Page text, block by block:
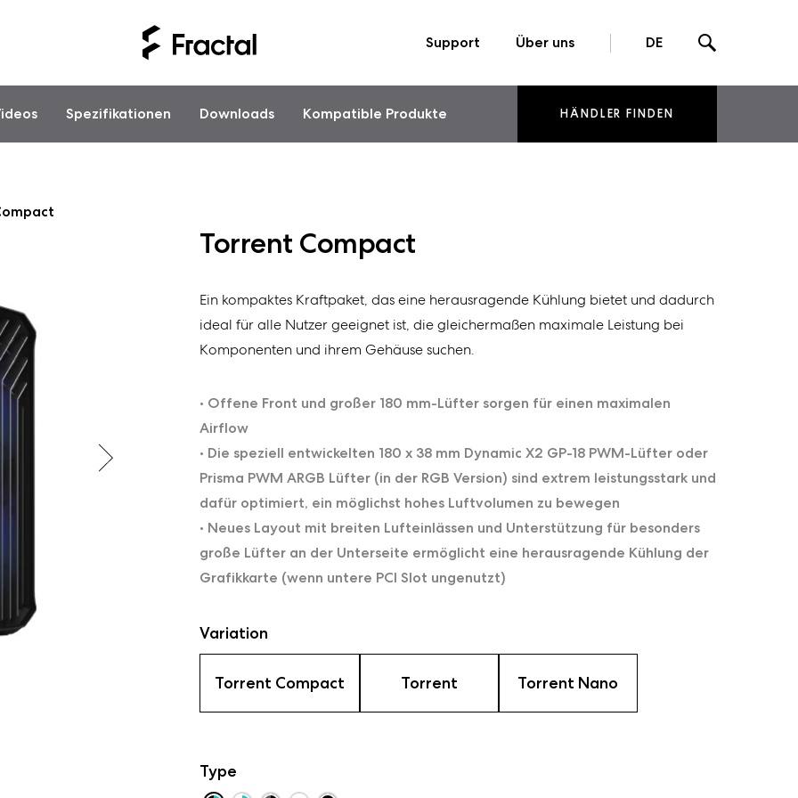
Support Über uns DE
Spezifikationen Downloads Kompatible Produkte HÄNDLER FINDEN
Torrent Compact
Ein kompaktes Kraftpaket, das eine herausragende Kühlung bietet und dadurch
ideal für alle Nutzer geeignet ist, die gleichermaßen maximale Leistung bei
Komponenten und ihrem Gehäuse suchen.
• Offene Front und großer 180 mm-Lüfter sorgen für einen maximalen
Airflow
• Die speziell entwickelten 180 x 38 mm Dynamic X2 GP-18 PWM-Lüfter oder
Prisma PWM ARGB Lüfter (in der RGB Version) sind extrem leistungsstark und
dafür optimiert, ein möglichst hohes Luftvolumen zu bewegen
• Neues Layout mit breiten Lufteinlässen und Unterstützung für besonders
große Lüfter an der Unterseite ermöglicht eine herausragende Kühlung der
Grafikkarte (wenn untere PCI Slot ungenutzt)
Variation
Torrent Compact Torrent Torrent Nano
Type